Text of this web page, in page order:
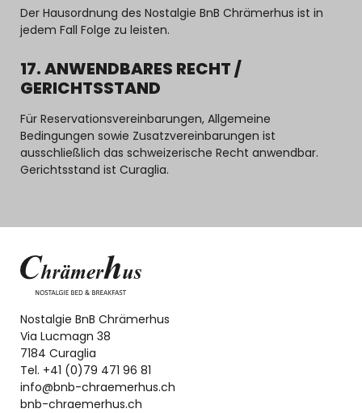
Der Hausordnung des Nostalgie BnB Chrämerhus ist in
jedem Fall Folge zu leisten.
17. ANWENDBARES RECHT /
GERICHTSSTAND
Für Reservationsvereinbarungen, Allgemeine
Bedingungen sowie Zusatzvereinbarungen ist
ausschließlich das schweizerische Recht anwendbar.
Gerichtsstand ist Curaglia.
Nostalgie BnB Chrämerhus
Via Lucmagn 38
7184 Curaglia
Tel. +41 (0)79 471 96 81
info@bnb-chraemerhus.ch
bnb-chraemerhus.ch